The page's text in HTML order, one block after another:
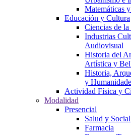
Matemáticas
Educación y Cultura
Ciencias de
Industrias
Audiovisual
Historia del
Artística y
Historia,
y
Actividad Física y
Modalidad
Presencial
Salud y Social
Farmacia